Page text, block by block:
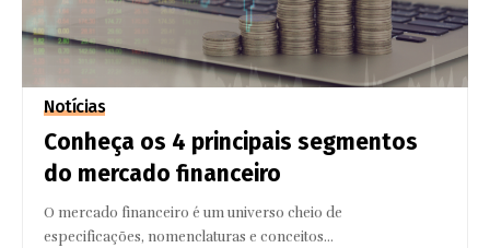
Notícias
Conheça os 4 principais segmentos
do mercado financeiro
O mercado financeiro é um universo cheio de
especificações, nomenclaturas e conceitos…